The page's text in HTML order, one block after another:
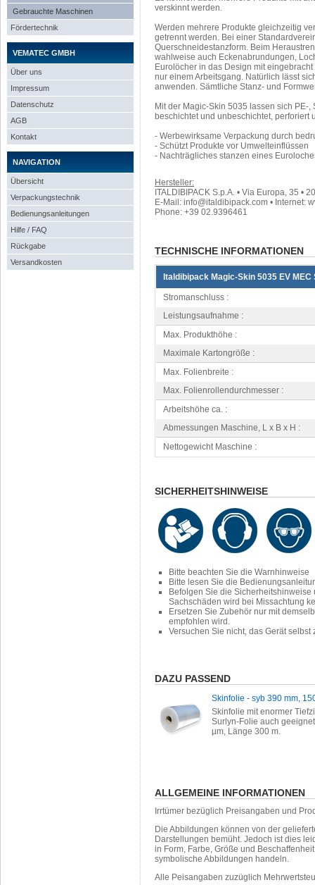
Gebrauchte Maschinen
Fördertechnik
VEMATEC GMBH
Über uns
Impressum
Datenschutz
AGB
Kontakt
NAVIGATION
Übersicht
Verpackungstechnik
Bedienungsanleitungen
Hilfe / FAQ
Rückgabe
Versandkosten
verskinnt werden.
Werden mehrere Produkte gleichzeitig
getrennt werden. Bei einer
Querschneidestanzform. Beim
wahlweise auch Eckenabrundungen,
Eurolöcher in das Design mit
nur einem Arbeitsgang. Natürlich lässt
anwenden. Sämtliche Stanz- und
Mit der Magic-Skin 5035 lassen sich PE-
beschichtet und unbeschichtet,
- Werbewirksame Verpackung durch
- Schützt Produkte vor Umwelteinflüssen
- Nachträgliches stanzen eines
Hersteller:
ITALDIBIPACK S.p.A. • Via Europa, 35 •
E-Mail: info@italdibipack.com • Internet:
Phone: +39 02.9396461
TECHNISCHE INFORMATIONEN
Italdibipack Magic-Skin 5035 EV
Stromanschluss :
Leistungsaufnahme :
Max. Produkthöhe :
Maximale Kartongröße :
Max. Folienbreite :
Max. Folienrollendurchmesser :
Arbeitshöhe ca. :
Abmessungen Maschine, L x B x H :
Nettogewicht Maschine :
SICHERHEITSHINWEISE
Bitte beachten Sie die Warnhinweise
Bitte lesen Sie die
Befolgen Sie die
Sachschäden wird bei Missachtung
Ersetzen Sie Zubehör nur mit
empfohlen wird.
Versuchen Sie nicht, das Gerät
DAZU PASSEND
Skinfolie - syb 390 mm,
Skinfolie mit enormer
Surlyn-Folie auch
µm, Länge 300 m.
ALLGEMEINE INFORMATIONEN
Irrtümer bezüglich Preisangaben und
Die Abbildungen können von der
Darstellungen bemüht. Jedoch ist dies
in Form, Farbe, Größe und
symbolische Abbildungen handeln.
Alle Peisangaben zuzüglich